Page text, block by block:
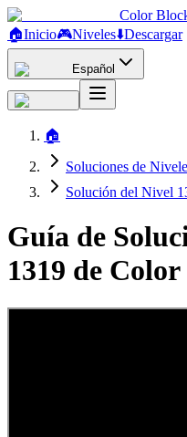
Color
🏠Inicio🎮Niveles⬇️Descargar
Español
🏠
Soluciones de
Solución del Nivel
Guía de
1319 de